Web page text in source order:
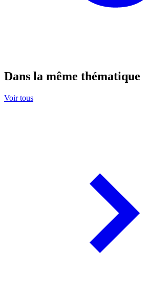
Dans la même thématique
Voir tous